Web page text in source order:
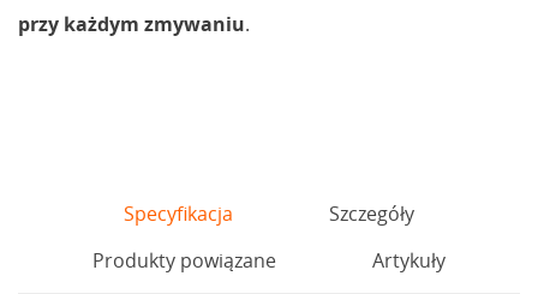
przy każdym zmywaniu.
Specyfikacja
Szczegóły
Produkty powiązane
Artykuły